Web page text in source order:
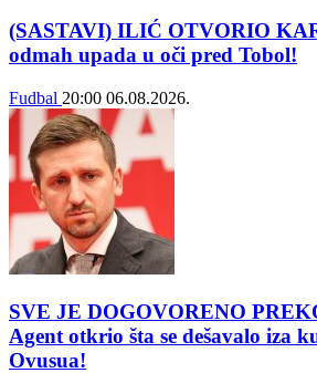
(SASTAVI) ILIĆ OTVORIO
odmah upada u oči pred Tobol!
Fudbal 20:00 06.08.2026.
SVE JE DOGOVORENO
Agent otkrio šta se dešavalo iza
Ovusua!